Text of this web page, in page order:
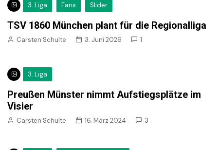
3. Liga Fans Slider
TSV 1860 München plant für die Regionalliga
Carsten Schulte 3. Juni 2026 1
3. Liga
Preußen Münster nimmt Aufstiegsplätze im
Visier
Carsten Schulte 16. März 2024 3